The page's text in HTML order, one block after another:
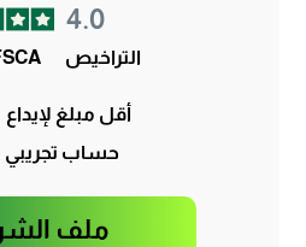
4.0
التراخيص
أقل مبلغ لإيداع
حساب تجريبي
ملف